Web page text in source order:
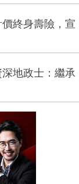
終身壽險，宣
地政士：繼承